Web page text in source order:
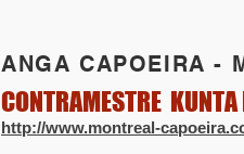
ANGA CAPOEIRA -
CONTRAMESTRE
http://www.montreal-